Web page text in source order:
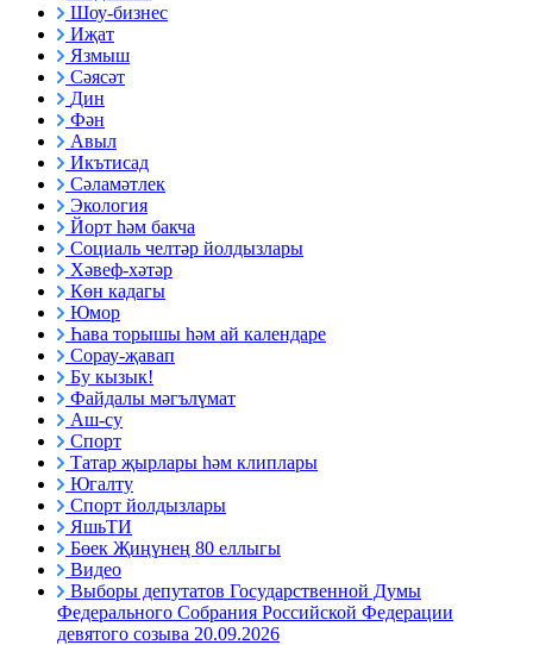
Шоу-бизнес
Иҗат
Язмыш
Сәясәт
Дин
Фән
Авыл
Икътисад
Сәламәтлек
Экология
Йорт һәм бакча
Социаль челтәр йолдызлары
Хәвеф-хәтәр
Көн кадагы
Юмор
Һава торышы һәм ай календаре
Сорау-җавап
Бу кызык!
Файдалы мәгълүмат
Аш-су
Спорт
Татар җырлары һәм клиплары
Югалту
Спорт йолдызлары
ЯшьТИ
Бөек Җиңүнең 80 еллыгы
Видео
Выборы депутатов Государственной Думы
Федерального Собрания Российской Федерации
девятого созыва 20.09.2026